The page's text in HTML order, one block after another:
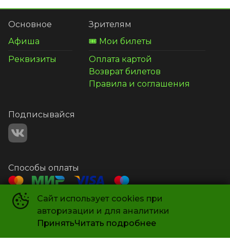
Сайт использует cookies при
авторизации и для аналитики
ПринятьЧитать подробнее
Основное
Афиша
Реквизиты
Зрителям
🎟️ Мои билеты
Оплата картой
Возврат билетов
Правила и соглашения
Подписывайся
Способы оплаты
Контакты
+7 987 581-14-21